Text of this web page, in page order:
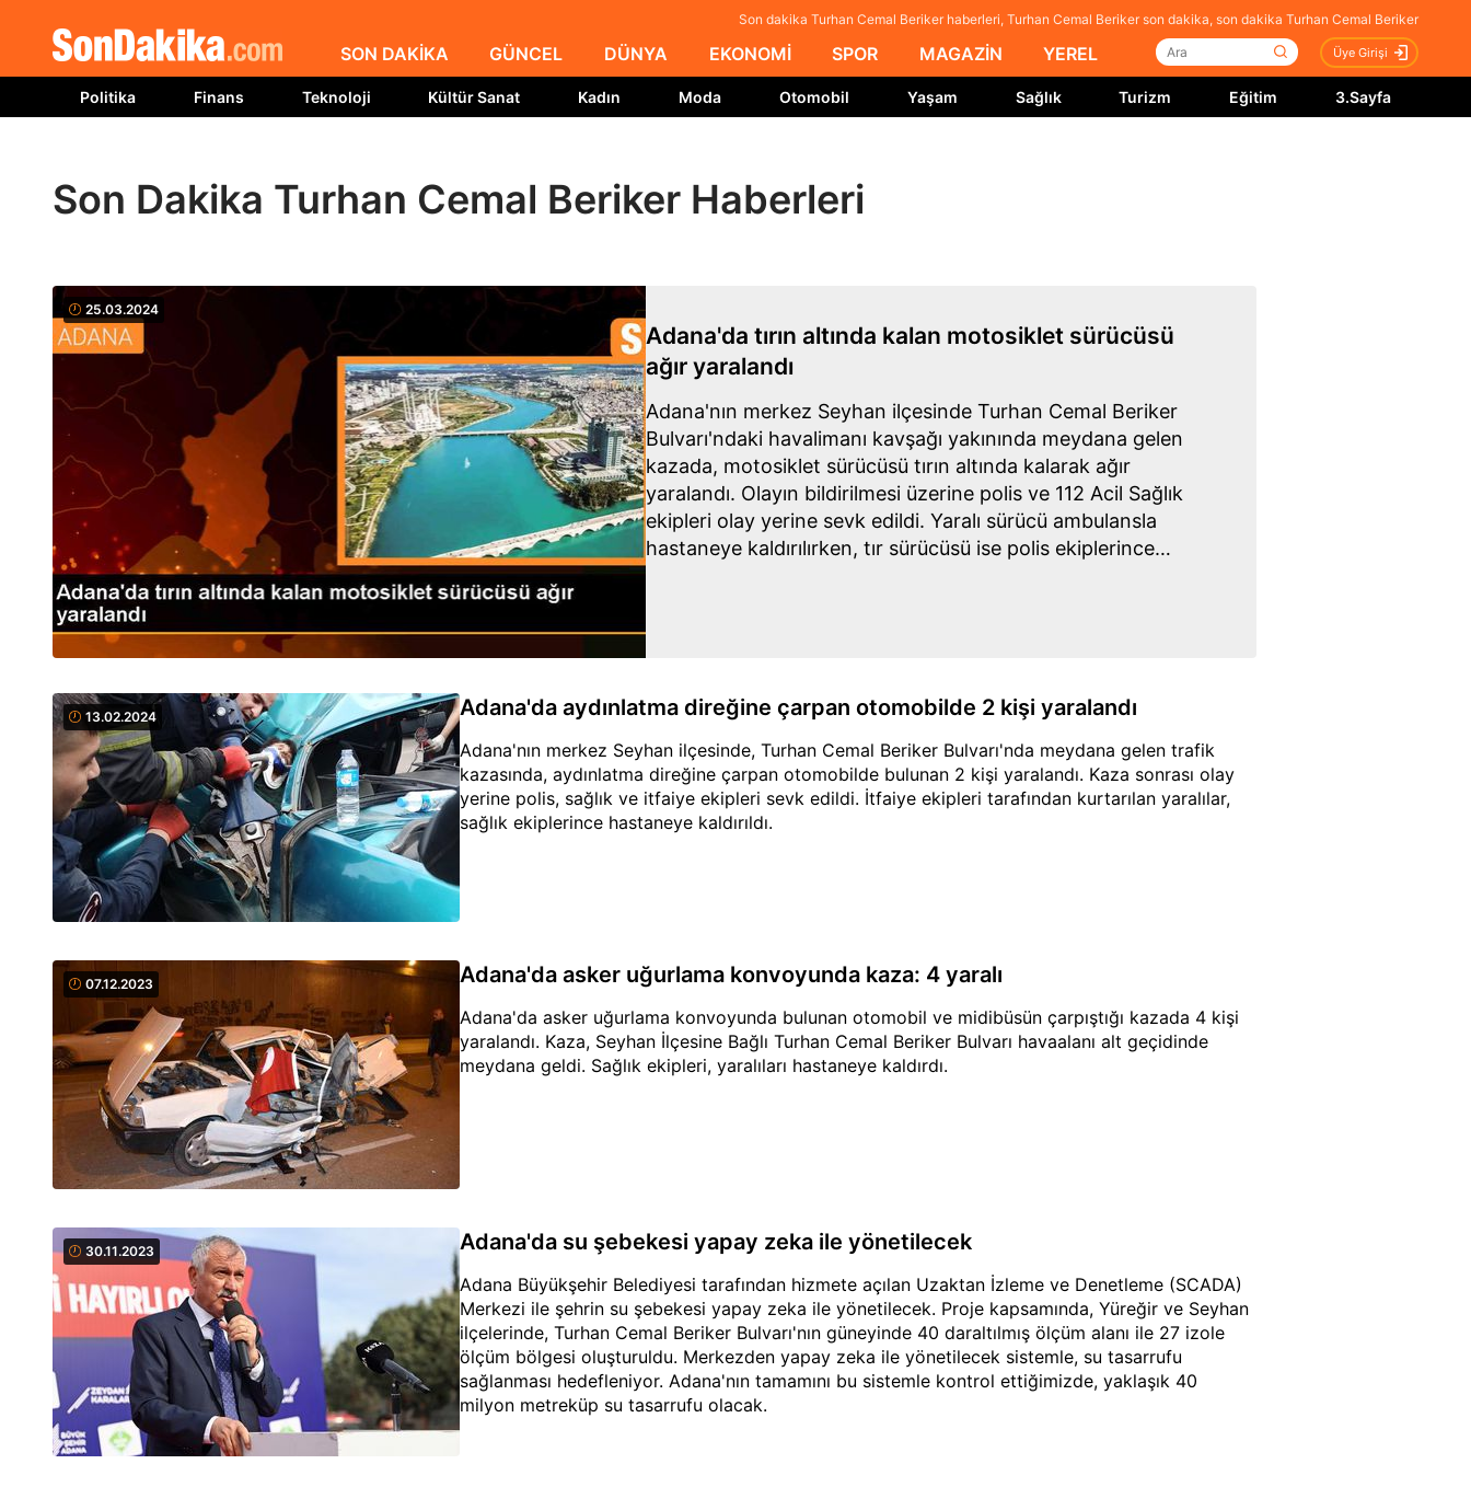
Son dakika Turhan Cemal Beriker haberleri, Turhan Cemal Beriker son dakika, son dakika Turhan Cemal Beriker
SON DAKİKA GÜNCEL DÜNYA EKONOMİ SPOR MAGAZİN YEREL Üye Girişi
Politika Finans Teknoloji Kültür Sanat Kadın Moda Otomobil Yaşam Sağlık Turizm Eğitim 3.Sayfa
Son Dakika Turhan Cemal Beriker Haberleri
25.03.2024
Adana'da tırın altında kalan motosiklet sürücüsü
ağır yaralandı
Adana'nın merkez Seyhan ilçesinde Turhan Cemal Beriker
Bulvarı'ndaki havalimanı kavşağı yakınında meydana gelen
kazada, motosiklet sürücüsü tırın altında kalarak ağır
yaralandı. Olayın bildirilmesi üzerine polis ve 112 Acil Sağlık
ekipleri olay yerine sevk edildi. Yaralı sürücü ambulansla
hastaneye kaldırılırken, tır sürücüsü ise polis ekiplerince
13.02.2024 Adana'da aydınlatma direğine çarpan otomobilde 2 kişi yaralandı
Adana'nın merkez Seyhan ilçesinde, Turhan Cemal Beriker Bulvarı'nda meydana gelen trafik
kazasında, aydınlatma direğine çarpan otomobilde bulunan 2 kişi yaralandı. Kaza sonrası olay
yerine polis, sağlık ve itfaiye ekipleri sevk edildi. İtfaiye ekipleri tarafından kurtarılan yaralılar,
sağlık ekiplerince hastaneye kaldırıldı.
07.12.2023 Adana'da asker uğurlama konvoyunda kaza: 4 yaralı
Adana'da asker uğurlama konvoyunda bulunan otomobil ve midibüsün çarpıştığı kazada 4 kişi
yaralandı. Kaza, Seyhan İlçesine Bağlı Turhan Cemal Beriker Bulvarı havaalanı alt geçidinde
meydana geldi. Sağlık ekipleri, yaralıları hastaneye kaldırdı.
30.11.2023 Adana'da su şebekesi yapay zeka ile yönetilecek
Adana Büyükşehir Belediyesi tarafından hizmete açılan Uzaktan İzleme ve Denetleme (SCADA)
Merkezi ile şehrin su şebekesi yapay zeka ile yönetilecek. Proje kapsamında, Yüreğir ve Seyhan
ilçelerinde, Turhan Cemal Beriker Bulvarı'nın güneyinde 40 daraltılmış ölçüm alanı ile 27 izole
ölçüm bölgesi oluşturuldu. Merkezden yapay zeka ile yönetilecek sistemle, su tasarrufu
sağlanması hedefleniyor. Adana'nın tamamını bu sistemle kontrol ettiğimizde, yaklaşık 40
milyon metreküp su tasarrufu olacak.